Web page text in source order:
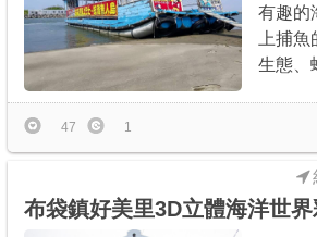
有趣的
上捕
生態、
47 1
布袋鎮好美里3D立體海洋世